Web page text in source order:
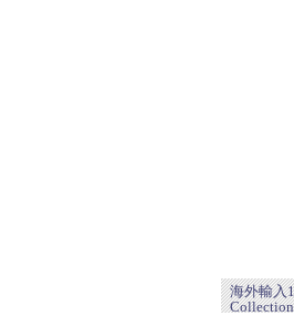
海外輸入